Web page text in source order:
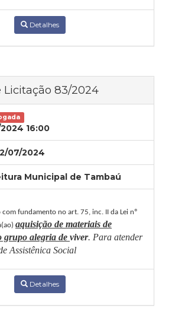
Detalhes
Licitação 83/2024
16:00
07/2024
Municipal de Tambaú
com fundamento no art. 75, inc. II da Lei nº
aquisição de materiais de
grupo alegria de viver. Para atender
Assistênica Social
Detalhes